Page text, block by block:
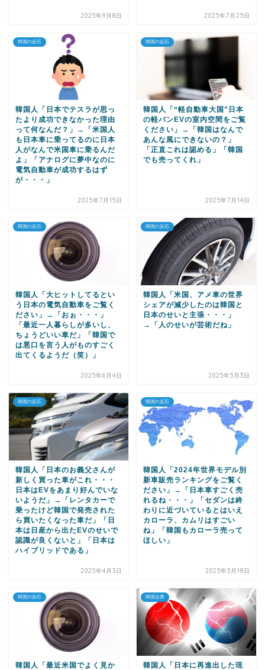
2025年9月8日 2025年7月25日
韓国の反応
韓国人「日本でテスラが思っ
たより成功できなかった理由
って何なんだ？」→「米国人
も日本車に乗ってるのに日本
人がなんで米国車に乗るんだ
よ」「アナログに夢中なのに
電気自動車が成功するはず
が・・・」
2025年7月15日
韓国の反応
韓国人「“軽自動車大国”日本
の軽バンEVの室内空間をご覧
ください」→「韓国はなんで
あんな風にできないの？」
「正直これは認める」「韓国
でも売ってくれ」
2025年7月14日
韓国の反応
韓国人「大ヒットしてるとい
う日本の電気自動車をご覧く
ださい」→「おぉ・・・」
「最近一人暮らしが多いし、
ちょうどいい車だ」「韓国で
は悪口を言う人がものすごく
出てくるようだ（笑）」
2025年6月4日
韓国の反応
韓国人「米国、アメ車の世界
シェアが減少したのは韓国と
日本のせいと主張・・・」
→「人のせいが芸術だね」
2025年5月3日
韓国の反応
韓国人「日本のお義父さんが
新しく買った車がこれ・・・
日本はEVをあまり好んでいな
いようだ」→「レンタカーで
乗ったけど韓国で発売された
ら買いたくなった車だ」「日
本は日産から出たEVのせいで
認識が良くないと」「日本は
ハイブリッドである」
2025年4月3日
韓国の反応
韓国人「2024年世界モデル別
新車販売ランキングをご覧く
ださい」→「日本車すごく売
れるね・・・」「セダンは終
わりに近づいているとはいえ
カローラ、カムリはすごい
ね」「韓国もカローラ売って
ほしい」
2025年3月18日
韓国の反応
韓国人「最近米国でよく見か
韓国企業
韓国人「日本に再進出した現